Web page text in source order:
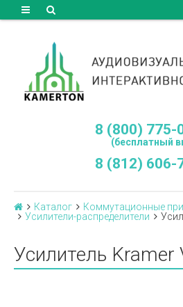
8 (800) 775-
(бесплатный
8 (812) 606-
Каталог Коммутационные
Усилители-распределители
Усилитель Kramer